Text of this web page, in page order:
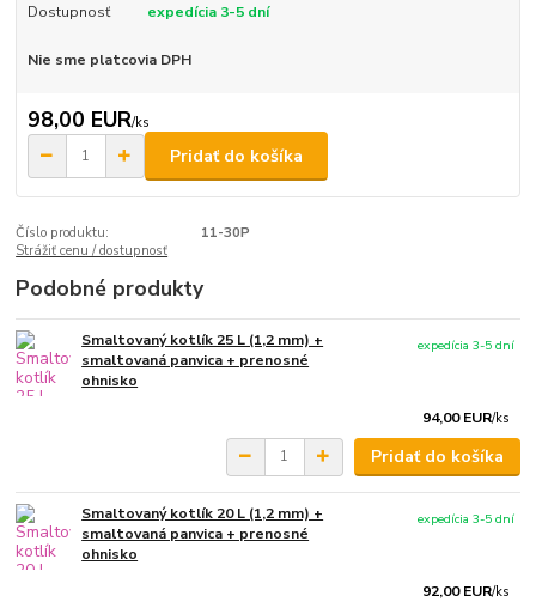
Dostupnosť expedícia 3-5 dní
Nie sme platcovia DPH
98,00 EUR/ks
Pridať do košíka
Číslo produktu:
11-30P
Strážiť cenu / dostupnosť
Podobné produkty
Smaltovaný kotlík 25 L (1,2 mm) +
smaltovaná panvica + prenosné
ohnisko
94,00 EUR/ks
expedícia 3-5 dní
Pridať do košíka
Smaltovaný kotlík 20 L (1,2 mm) +
smaltovaná panvica + prenosné
ohnisko
92,00 EUR/ks
expedícia 3-5 dní